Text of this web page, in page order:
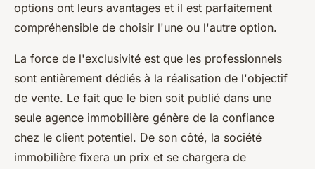
options ont leurs avantages et il est parfaitement
compréhensible de choisir l'une ou l'autre option.
La force de l'exclusivité est que les professionnels
sont entièrement dédiés à la réalisation de l'objectif
de vente. Le fait que le bien soit publié dans une
seule agence immobilière génère de la confiance
chez le client potentiel. De son côté, la société
immobilière fixera un prix et se chargera de